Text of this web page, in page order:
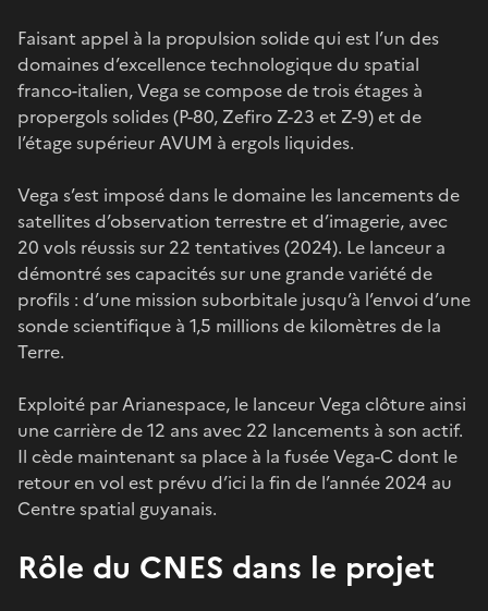
Faisant appel à la propulsion solide qui est l’un des
domaines d’excellence technologique du spatial
franco-italien, Vega se compose de trois étages à
propergols solides (P-80, Zefiro Z-23 et Z-9) et de
l’étage supérieur AVUM à ergols liquides.
Vega s’est imposé dans le domaine les lancements de
satellites d’observation terrestre et d’imagerie, avec
20 vols réussis sur 22 tentatives (2024). Le lanceur a
démontré ses capacités sur une grande variété de
profils : d’une mission suborbitale jusqu’à l’envoi d’une
sonde scientifique à 1,5 millions de kilomètres de la
Terre.
Exploité par Arianespace, le lanceur Vega clôture ainsi
une carrière de 12 ans avec 22 lancements à son actif.
Il cède maintenant sa place à la fusée Vega-C dont le
retour en vol est prévu d’ici la fin de l’année 2024 au
Centre spatial guyanais.
Rôle du CNES dans le projet